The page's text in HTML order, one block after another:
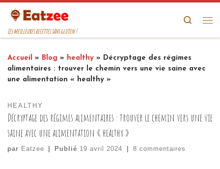
Passer au contenu
Les meilleures recettes sans gluten !
Search
Accueil » Blog » healthy » Décryptage des régimes
alimentaires : trouver le chemin vers une vie saine avec
une alimentation « healthy »
HEALTHY
Décryptage des régimes alimentaires : trouver le chemin vers une vie
saine avec une alimentation « healthy »
par Eatzee Publié 19 avril 2024 8 commentaires